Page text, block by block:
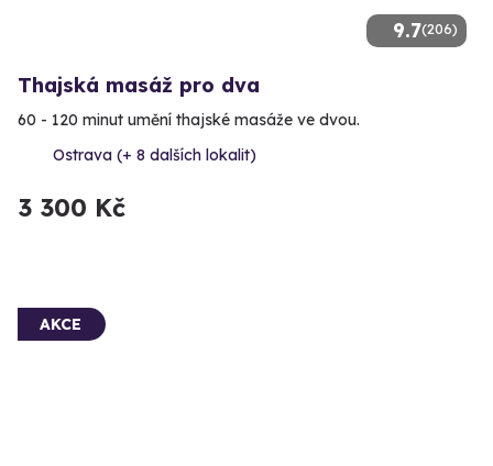
9.7(206)
Thajská masáž pro dva
60 - 120 minut umění thajské masáže ve dvou.
Ostrava (+ 8 dalších lokalit)
3 300 Kč
AKCE